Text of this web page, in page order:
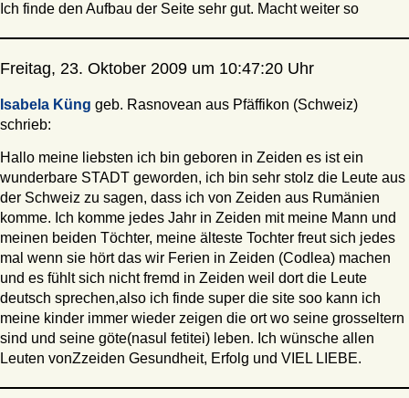
Ich finde den Aufbau der Seite sehr gut. Macht weiter so
Freitag, 23. Oktober 2009 um 10:47:20 Uhr
Isabela Küng geb. Rasnovean aus Pfäffikon (Schweiz)
schrieb:
Hallo meine liebsten ich bin geboren in Zeiden es ist ein
wunderbare STADT geworden, ich bin sehr stolz die Leute aus
der Schweiz zu sagen, dass ich von Zeiden aus Rumänien
komme. Ich komme jedes Jahr in Zeiden mit meine Mann und
meinen beiden Töchter, meine älteste Tochter freut sich jedes
mal wenn sie hört das wir Ferien in Zeiden (Codlea) machen
und es fühlt sich nicht fremd in Zeiden weil dort die Leute
deutsch sprechen,also ich finde super die site soo kann ich
meine kinder immer wieder zeigen die ort wo seine grosseltern
sind und seine göte(nasul fetitei) leben. Ich wünsche allen
Leuten vonZzeiden Gesundheit, Erfolg und VIEL LIEBE.